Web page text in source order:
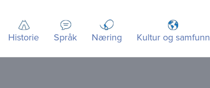
Historie Språk Næring Kultur og samfunn